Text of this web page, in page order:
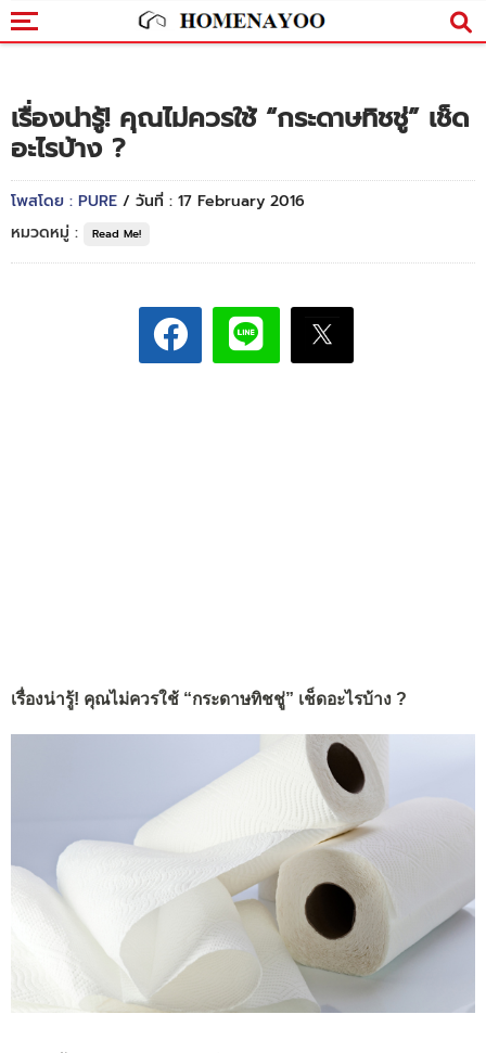
เรื่องน่ารู้! คุณไม่ควรใช้ “กระดาษทิชชู่” เช็ด
อะไรบ้าง ?
โพสโดย : PURE / วันที่ : 17 February 2016
หมวดหมู่ :
Read Me!
เรื่องน่ารู้! คุณไม่ควรใช้ “กระดาษทิชชู่” เช็ดอะไรบ้าง ?